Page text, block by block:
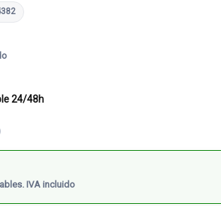
24/48h
IVA incluido